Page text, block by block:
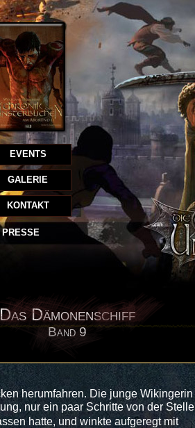
EVENTS
GALERIE
KONTAKT
PRESSE
Das Dämonenschiff
Band 9
herumfahren. Die junge Wikingerin
nur ein paar Schritte von der Stelle
hatte, und winkte aufgeregt mit